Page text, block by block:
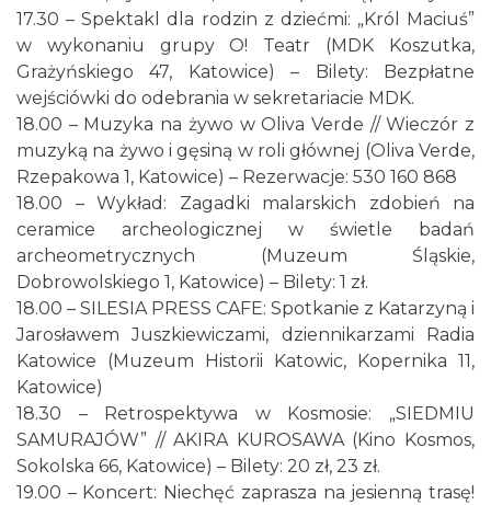
2026-12-13
4.81 km
Wystawa prof. Włodzimierza
Kwiatkowskiego w Tichauer Art Gallery
Tychy
2026-07-31
12.96 km
17.30 – Spektakl dla rodzin z dziećmi: „Król Maciuś”
w wykonaniu grupy O! Teatr (MDK Koszutka,
Grażyńskiego 47, Katowice) – Bilety: Bezpłatne
wejściówki do odebrania w sekretariacie MDK.
18.00 – Muzyka na żywo w Oliva Verde // Wieczór z
muzyką na żywo i gęsiną w roli głównej (Oliva Verde,
Rzepakowa 1, Katowice) – Rezerwacje: 530 160 868
18.00 – Wykład: Zagadki malarskich zdobień na
ceramice archeologicznej w świetle badań
archeometrycznych (Muzeum Śląskie,
Dobrowolskiego 1, Katowice) – Bilety: 1 zł.
18.00 – SILESIA PRESS CAFE: Spotkanie z Katarzyną i
Jarosławem Juszkiewiczami, dziennikarzami Radia
Katowice (Muzeum Historii Katowic, Kopernika 11,
Katowice)
18.30 – Retrospektywa w Kosmosie: „SIEDMIU
SAMURAJÓW” // AKIRA KUROSAWA (Kino Kosmos,
Sokolska 66, Katowice) – Bilety: 20 zł, 23 zł.
19.00 – Koncert: Niechęć zaprasza na jesienną trasę!